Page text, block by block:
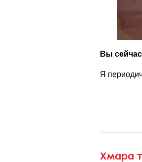
Вы
Я
Хмара